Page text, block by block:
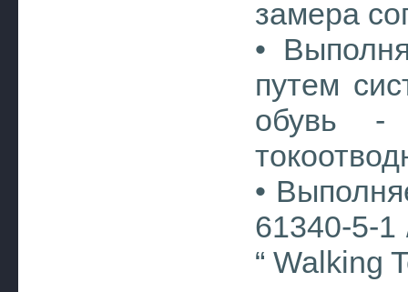
замера
•
путем
обувь -
•
61340-5-
“ Walking